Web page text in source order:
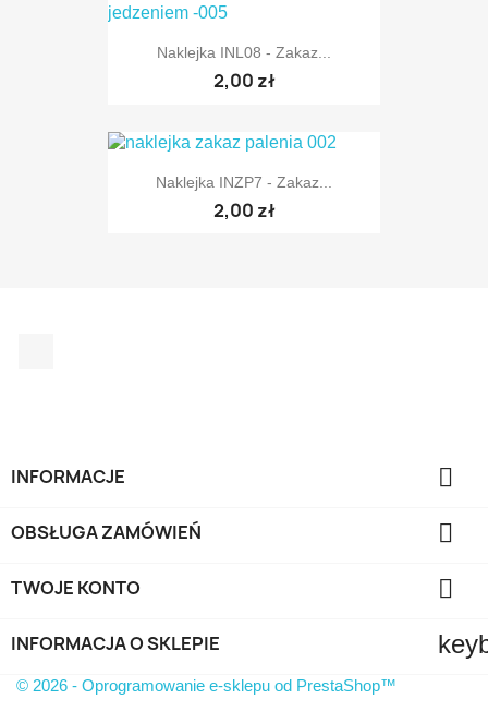
Naklejka INL08 - Zakaz...
2,00 zł
Naklejka INZP7 - Zakaz...
2,00 zł
INFORMACJE 
OBSŁUGA ZAMÓWIEŃ 
TWOJE KONTO 
INFORMACJA O SKLEPIE
© 2026 - Oprogramowanie e-sklepu od PrestaShop™